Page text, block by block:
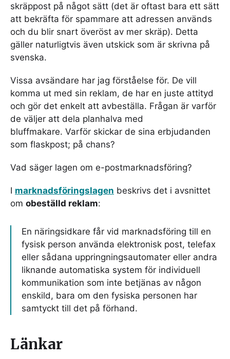
skräppost på något sätt (det är oftast bara ett sätt
att bekräfta för spammare att adressen används
och du blir snart överöst av mer skräp). Detta
gäller naturligtvis även utskick som är skrivna på
svenska.
Vissa avsändare har jag förståelse för. De vill
komma ut med sin reklam, de har en juste attityd
och gör det enkelt att avbeställa. Frågan är varför
de väljer att dela planhalva med
bluffmakare. Varför skickar de sina erbjudanden
som flaskpost; på chans?
Vad säger lagen om e-postmarknadsföring?
I marknadsföringslagen beskrivs det i avsnittet
om obeställd reklam:
En näringsidkare får vid marknadsföring till en
fysisk person använda elektronisk post, telefax
eller sådana uppringningsautomater eller andra
liknande automatiska system för individuell
kommunikation som inte betjänas av någon
enskild, bara om den fysiska personen har
samtyckt till det på förhand.
Länkar